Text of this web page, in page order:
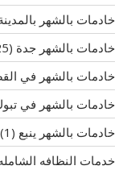
خادمات بالشهر
خادمات بالشهر جدة (25)
خادمات بالشهر في
خادمات بالشهر في
خادمات بالشهر ينبع (1)
خدمات النظافه